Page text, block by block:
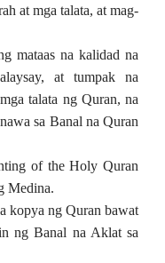
at mga talata, at mag-
mataas na kalidad na
at tumpak na
talata ng Quran, na
sa Banal na Quran
of the Holy Quran
Medina.
kopya ng Quran bawat
ng Banal na Aklat sa